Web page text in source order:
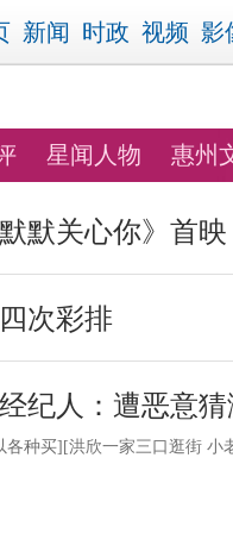
新闻 时政 视频 影
星闻人物 惠州
默关心你》首映
次彩排
纪人：遭恶意
各种买][洪欣一家三口逛街 小